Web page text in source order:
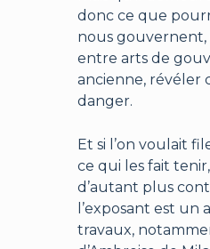
donc ce que
nous gouvernent,
entre arts de
ancienne, révéler
danger.
Et si l’on voulait
ce qui les fait
d’autant plus
l’exposant est
travaux,